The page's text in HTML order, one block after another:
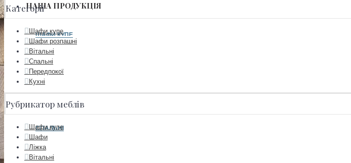
НАША ПРОДУКЦІЯ
ШАФИ КУПЕ
СПАЛЬНІ
Категорiї
Шафи купе
Шафи розпашні
Вітальні
Спальні
Передпокої
Кухні
Рубрикатор меблів
Шафи купе
Шафи
Ліжка
Вітальні